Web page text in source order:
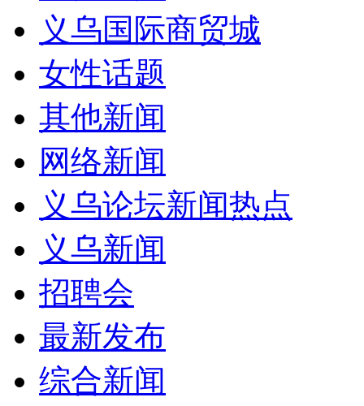
义乌国际商贸城
女性话题
其他新闻
网络新闻
义乌论坛新闻热点
义乌新闻
招聘会
最新发布
综合新闻